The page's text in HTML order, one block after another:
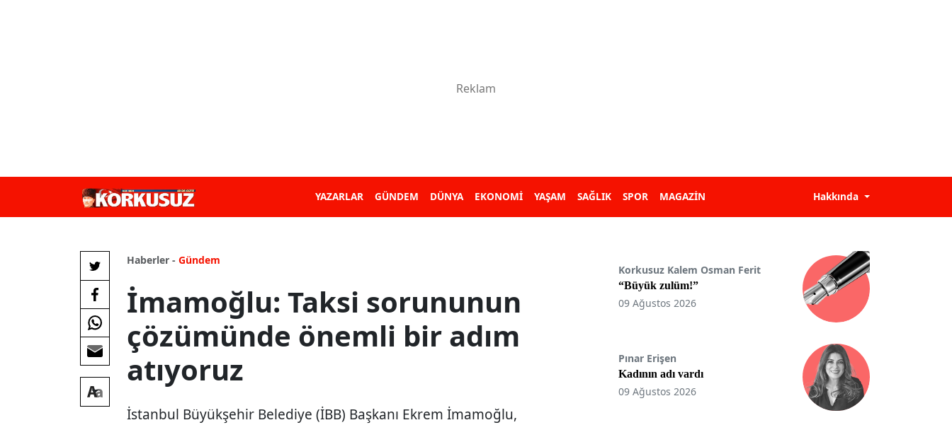
YAZARLAR GÜNDEM DÜNYA EKONOMİ YAŞAM SAĞLIK SPOR MAGAZİN Hakkında
Haberler - Gündem
İmamoğlu: Taksi sorununun
çözümünde önemli bir adım
atıyoruz
İstanbul Büyükşehir Belediye (İBB) Başkanı Ekrem İmamoğlu,
Korkusuz Kalem Osman Ferit
“Büyük zulüm!”
09 Ağustos 2026
Pınar Erişen
Kadının adı vardı
09 Ağustos 2026